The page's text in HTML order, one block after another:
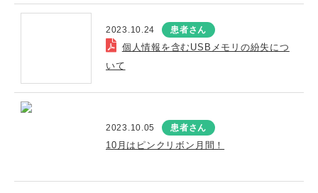
2023.10.24 患者さん
個人情報を含むUSBメモリの紛失につ
いて
2023.10.05 患者さん
10月はピンクリボン月間！